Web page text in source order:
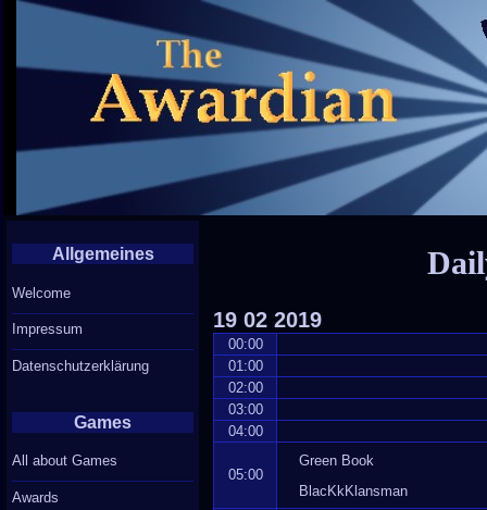
19 02 2019
00:00
01:00
02:00
03:00
04:00
05:00
Green Book
BlacKkKlansman
Allgemeines
Welcome
Impressum
Datenschutzerklärung
Games
All about Games
Awards